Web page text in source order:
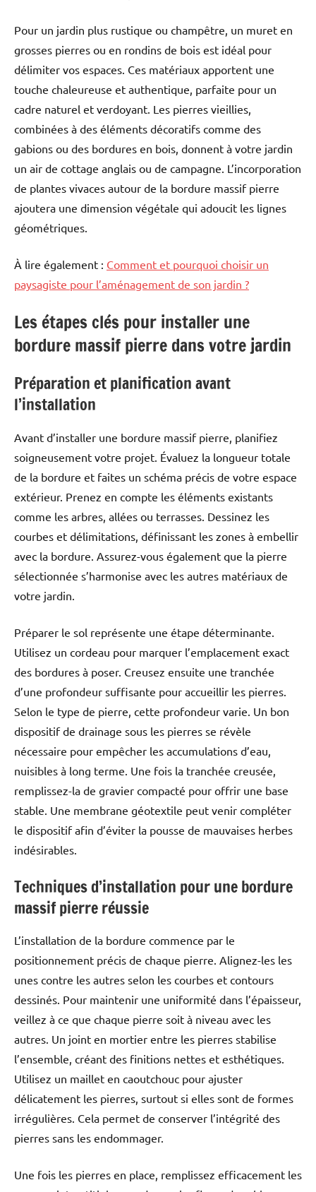
Pour un jardin plus rustique ou champêtre, un muret en
grosses pierres ou en rondins de bois est idéal pour
délimiter vos espaces. Ces matériaux apportent une
touche chaleureuse et authentique, parfaite pour un
cadre naturel et verdoyant. Les pierres vieillies,
combinées à des éléments décoratifs comme des
gabions ou des bordures en bois, donnent à votre jardin
un air de cottage anglais ou de campagne. L’incorporation
de plantes vivaces autour de la bordure massif pierre
ajoutera une dimension végétale qui adoucit les lignes
géométriques.
À lire également : Comment et pourquoi choisir un
paysagiste pour l’aménagement de son jardin ?
Les étapes clés pour installer une
bordure massif pierre dans votre jardin
Préparation et planification avant
l’installation
Avant d’installer une bordure massif pierre, planifiez
soigneusement votre projet. Évaluez la longueur totale
de la bordure et faites un schéma précis de votre espace
extérieur. Prenez en compte les éléments existants
comme les arbres, allées ou terrasses. Dessinez les
courbes et délimitations, définissant les zones à embellir
avec la bordure. Assurez-vous également que la pierre
sélectionnée s’harmonise avec les autres matériaux de
votre jardin.
Préparer le sol représente une étape déterminante.
Utilisez un cordeau pour marquer l’emplacement exact
des bordures à poser. Creusez ensuite une tranchée
d’une profondeur suffisante pour accueillir les pierres.
Selon le type de pierre, cette profondeur varie. Un bon
dispositif de drainage sous les pierres se révèle
nécessaire pour empêcher les accumulations d’eau,
nuisibles à long terme. Une fois la tranchée creusée,
remplissez-la de gravier compacté pour offrir une base
stable. Une membrane géotextile peut venir compléter
le dispositif afin d’éviter la pousse de mauvaises herbes
indésirables.
Techniques d’installation pour une bordure
massif pierre réussie
L’installation de la bordure commence par le
positionnement précis de chaque pierre. Alignez-les les
unes contre les autres selon les courbes et contours
dessinés. Pour maintenir une uniformité dans l’épaisseur,
veillez à ce que chaque pierre soit à niveau avec les
autres. Un joint en mortier entre les pierres stabilise
l’ensemble, créant des finitions nettes et esthétiques.
Utilisez un maillet en caoutchouc pour ajuster
délicatement les pierres, surtout si elles sont de formes
irrégulières. Cela permet de conserver l’intégrité des
pierres sans les endommager.
Une fois les pierres en place, remplissez efficacement les